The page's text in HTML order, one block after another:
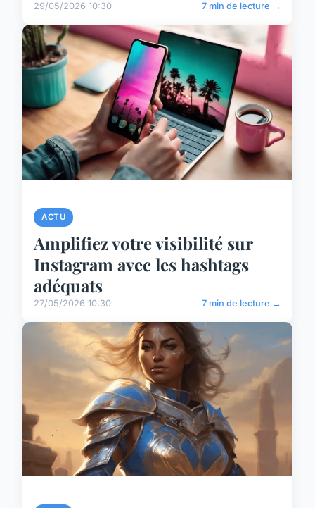
29/05/2026 10:30 7 min de lecture →
ACTU
Amplifiez votre visibilité sur
Instagram avec les hashtags
adéquats
27/05/2026 10:30 7 min de lecture →